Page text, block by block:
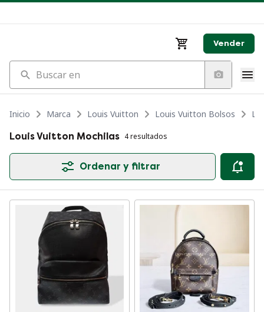
Vender
Buscar en
Inicio Marca Louis Vuitton Louis Vuitton Bolsos
Louis Vuitton Mochilas 4 resultados
Ordenar y filtrar